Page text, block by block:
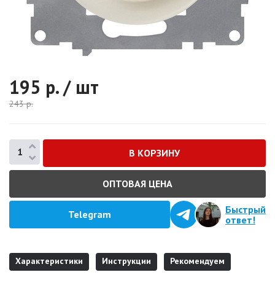
195 р. / шт
243р.
ОПТОВАЯ ЦЕНА
Telegram
Быстрый
ответ!
Характеристики Инструкции Рекомендуем